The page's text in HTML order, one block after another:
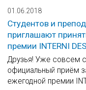
01.06.2018
Студентов и
приглашают
премии INTERNI
Друзья! Уже совсем
официальный приём
ежегодной премии